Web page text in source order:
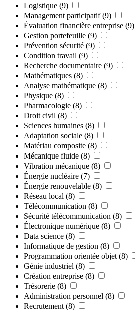
Logistique (9)
Management participatif (9)
Évaluation financière entreprise (9)
Gestion portefeuille (9)
Prévention sécurité (9)
Condition travail (9)
Recherche documentaire (9)
Mathématiques (8)
Analyse mathématique (8)
Physique (8)
Pharmacologie (8)
Droit civil (8)
Sciences humaines (8)
Adaptation sociale (8)
Matériau composite (8)
Mécanique fluide (8)
Vibration mécanique (8)
Énergie nucléaire (7)
Énergie renouvelable (8)
Réseau local (8)
Télécommunication (8)
Sécurité télécommunication (8)
Électronique numérique (8)
Data science (8)
Informatique de gestion (8)
Programmation orientée objet (8)
Génie industriel (8)
Création entreprise (8)
Trésorerie (8)
Administration personnel (8)
Recrutement (8)